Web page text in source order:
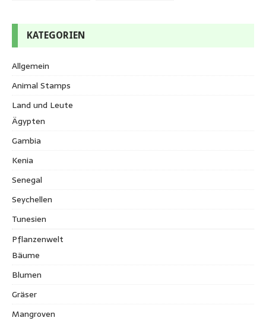
KATEGORIEN
Allgemein
Animal Stamps
Land und Leute
Ägypten
Gambia
Kenia
Senegal
Seychellen
Tunesien
Pflanzenwelt
Bäume
Blumen
Gräser
Mangroven